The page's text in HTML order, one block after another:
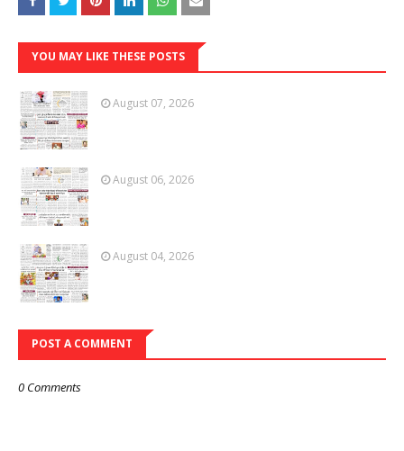
YOU MAY LIKE THESE POSTS
August 07, 2026
August 06, 2026
August 04, 2026
POST A COMMENT
0 Comments